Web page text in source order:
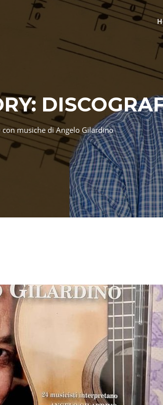
con musiche di Angelo Gilardino